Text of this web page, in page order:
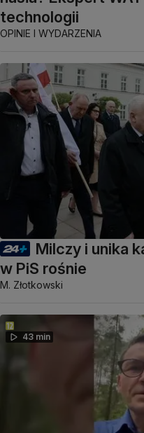
technologii
OPINIE I WYDARZENIA
Milczy i unika
w PiS rośnie
M. Złotkowski
43 min